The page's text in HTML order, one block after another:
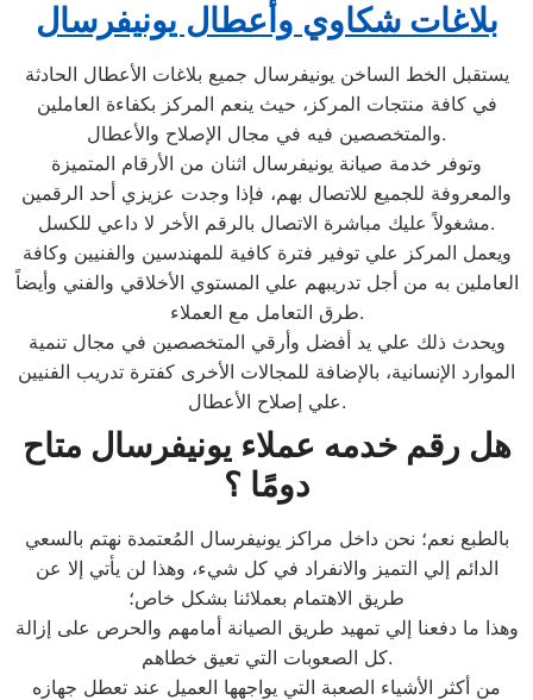
بلاغات شكاوي وأعطال يونيفرسال
يستقبل الخط الساخن يونيفرسال جميع بلاغات الأعطال الحادثة
في كافة منتجات المركز، حيث ينعم المركز بكفاءة العاملين
والمتخصصين فيه في مجال الإصلاح والأعطال.
وتوفر خدمة صيانة يونيفرسال اثنان من الأرقام المتميزة
والمعروفة للجميع للاتصال بهم، فإذا وجدت عزيزي أحد الرقمين
مشغولاً عليك مباشرة الاتصال بالرقم الأخر لا داعي للكسل.
ويعمل المركز علي توفير فترة كافية للمهندسين والفنيين وكافة
العاملين به من أجل تدريبهم علي المستوي الأخلاقي والفني وأيضاً
طرق التعامل مع العملاء.
ويحدث ذلك علي يد أفضل وأرقي المتخصصين في مجال تنمية
الموارد الإنسانية، بالإضافة للمجالات الأخرى كفترة تدريب الفنيين
علي إصلاح الأعطال.
هل رقم خدمه عملاء يونيفرسال متاح
دومًا ؟
بالطبع نعم؛ نحن داخل مراكز يونيفرسال المُعتمدة نهتم بالسعي
الدائم إلي التميز والانفراد في كل شيء، وهذا لن يأتي إلا عن
طريق الاهتمام بعملائنا بشكل خاص؛
وهذا ما دفعنا إلي تمهيد طريق الصيانة أمامهم والحرص على إزالة
كل الصعوبات التي تعيق خطاهم.
من أكثر الأشياء الصعبة التي يواجهها العميل عند تعطل جهازه